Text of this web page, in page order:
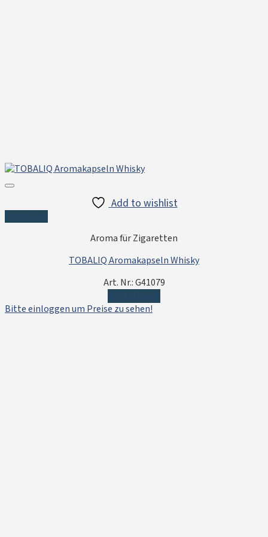
Add to wishlist
Aroma für Zigaretten
TOBALIQ Aromakapseln Whisky
Art. Nr.: G41079
Bitte einloggen um Preise zu sehen!